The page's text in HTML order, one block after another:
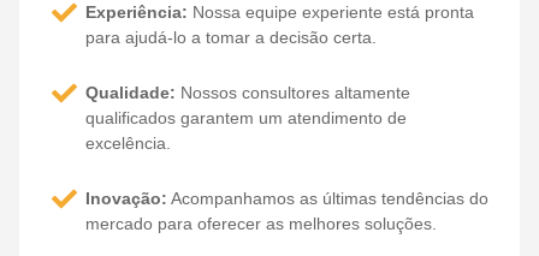
Experiência: Nossa equipe experiente está pronta
para ajudá-lo a tomar a decisão certa.
Qualidade: Nossos consultores altamente
qualificados garantem um atendimento de
excelência.
Inovação: Acompanhamos as últimas tendências do
mercado para oferecer as melhores soluções.